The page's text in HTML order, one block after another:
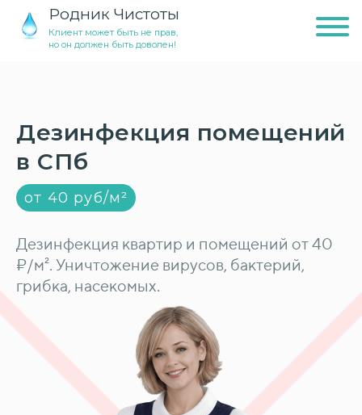
Родник Чистоты
Клиент может быть не прав,
но он должен быть доволен!
Дезинфекция помещений
в СПб
от 40 руб/м²
Дезинфекция квартир и помещений от 40
₽/м². Уничтожение вирусов, бактерий,
грибка, насекомых.